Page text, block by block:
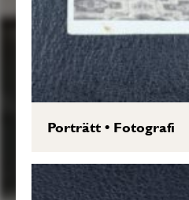
Porträtt• Fotografi